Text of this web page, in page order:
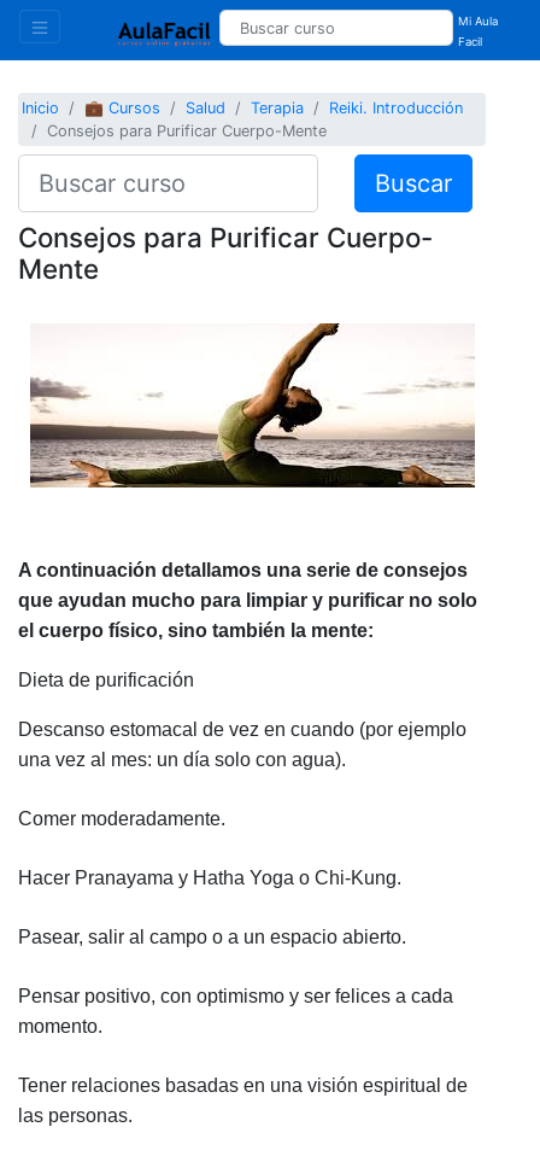
Mi Aula
Facil
Inicio 💼 Cursos Salud Terapia
Reiki. Introducción
Consejos para Purificar Cuerpo-Mente
Buscar
Consejos para Purificar Cuerpo-
Mente
A continuación detallamos una serie de consejos
que ayudan mucho para limpiar y purificar no solo
el cuerpo físico, sino también la mente:
Dieta de purificación
Descanso estomacal de vez en cuando (por ejemplo
una vez al mes: un día solo con agua).
Comer moderadamente.
Hacer Pranayama y Hatha Yoga o Chi-Kung.
Pasear, salir al campo o a un espacio abierto.
Pensar positivo, con optimismo y ser felices a cada
momento.
Tener relaciones basadas en una visión espiritual de
las personas.